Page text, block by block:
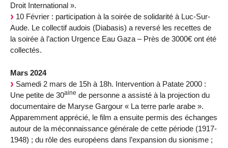
Droit International ».
10 Février : participation à la soirée de solidarité à Luc-Sur-
Aude. Le collectif audois (Diabasis) a reversé les recettes de
la soirée à l’action Urgence Eau Gaza – Près de 3000€ ont été
collectés.
Mars 2024
Samedi 2 mars de 15h à 18h. Intervention à Patate 2000 :
Une petite de 30aine de personne a assisté à la projection du
documentaire de Maryse Gargour « La terre parle arabe ».
Apparemment apprécié, le film a ensuite permis des échanges
autour de la méconnaissance générale de cette période (1917-
1948) ; du rôle des européens dans l’expansion du sionisme ;